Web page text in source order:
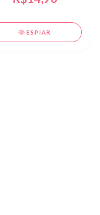
ESPIAR